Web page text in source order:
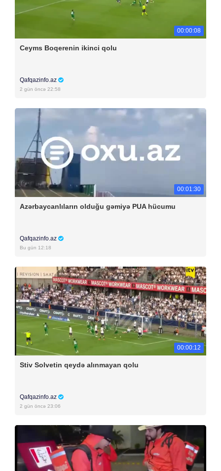
00:00:08
Ceyms Boqerenin ikinci qolu
Qafqazinfo.az
2 gün öncə 22:58
00:01:30
Azərbaycanlıların olduğu gəmiyə PUA hücumu
Qafqazinfo.az
Bu gün 12:18
00:00:12
Stiv Solvetin qeydə alınmayan qolu
Qafqazinfo.az
2 gün öncə 23:06